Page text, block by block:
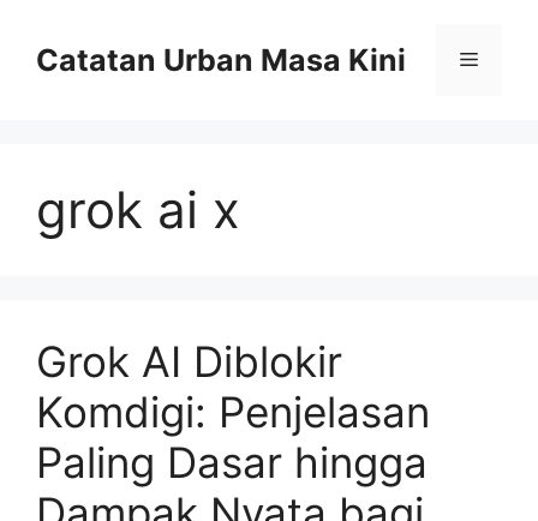
contentCatatan Urban Masa Kini Menu
grok ai x
Grok AI Diblokir
Komdigi: Penjelasan
Paling Dasar hingga